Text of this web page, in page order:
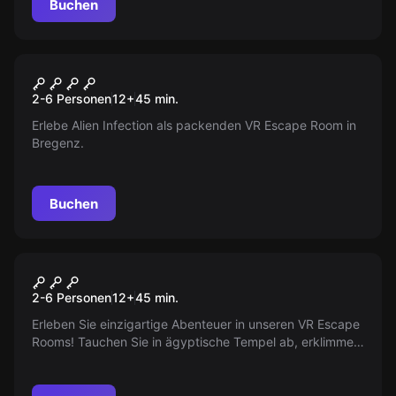
Buchen
Neu
Alien Infection
2-6 Personen12+45 min.
Erlebe Alien Infection als packenden VR Escape Room in
Bregenz.
Buchen
VR Escape Room
2-6 Personen12+45 min.
Erleben Sie einzigartige Abenteuer in unseren VR Escape
Rooms! Tauchen Sie in ägyptische Tempel ab, erklimmen